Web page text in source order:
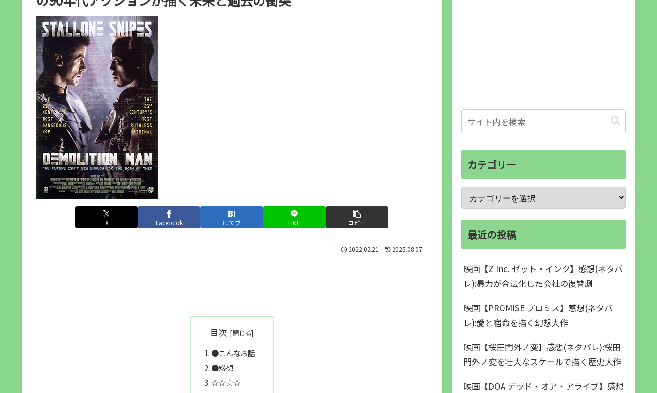
X Facebook はてブ LINE コピー
2022.02.21 2025.08.07
目次
●こんなお話
●感想
☆☆☆☆
カテゴリー
最近の投稿
映画【Z Inc. ゼット・インク】感想(ネタバ
レ):暴力が合法化した会社の復讐劇
映画【PROMISE プロミス】感想(ネタバ
レ):愛と宿命を描く幻想大作
映画【桜田門外ノ変】感想(ネタバレ):桜田
門外ノ変を壮大なスケールで描く歴史大作
映画【DOA デッド・オア・アライブ】感想